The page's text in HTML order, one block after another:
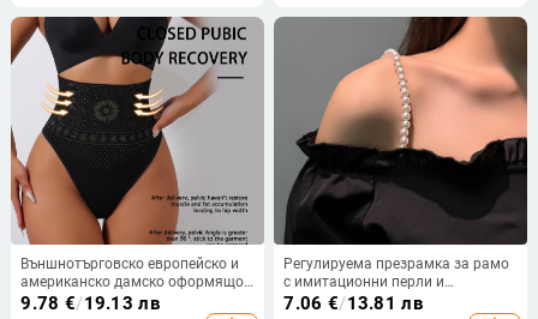
Външнотърговско европейско и
американско дамско оформящо
ханш, секси оформящо корем,
9.78 €/19.13 лв
Регулируема презрамка за рамо
с имитационни перли и
отстранима верига за горно
7.06 €/13.81 лв